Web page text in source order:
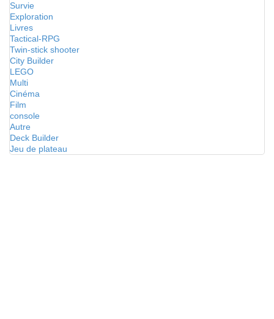
Survie
Exploration
Livres
Tactical-RPG
Twin-stick shooter
City Builder
LEGO
Multi
Cinéma
Film
console
Autre
Deck Builder
Jeu de plateau